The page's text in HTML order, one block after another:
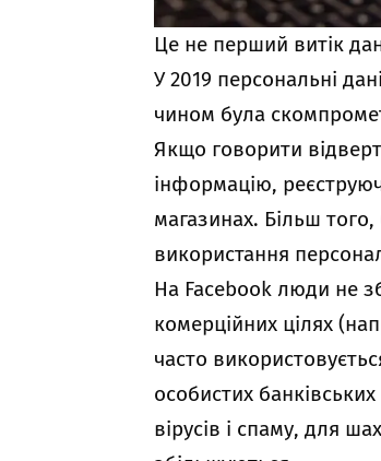
Це не перший витік
У 2019 персональні
чином була
Якщо говорити
інформацію,
магазинах. Більш
використання
На Facebook люди не
комерційних цілях
часто
особистих
вірусів і спаму, для